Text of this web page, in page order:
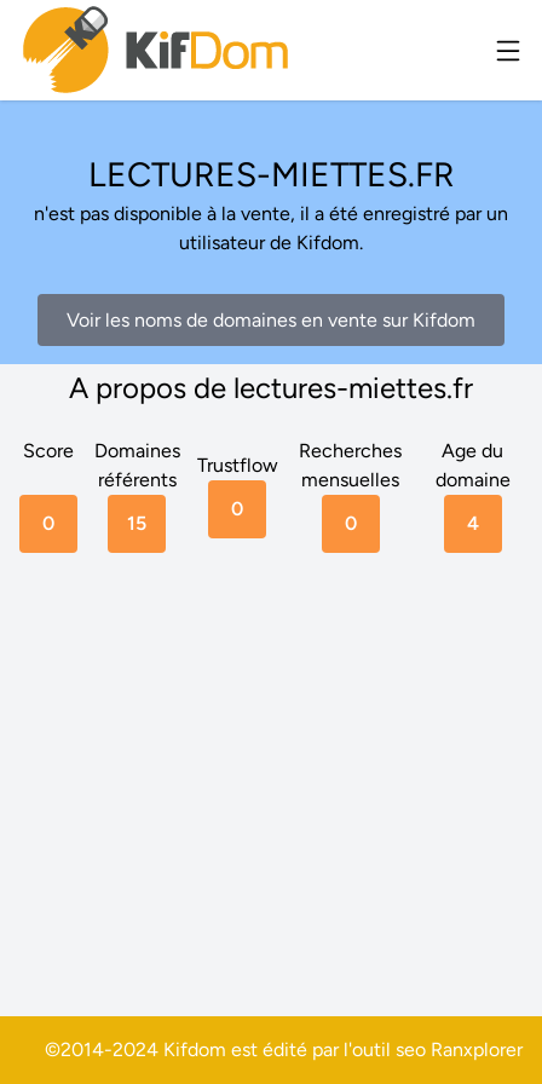
LECTURES-MIETTES.FR
n'est pas disponible à la vente, il a été enregistré par un
utilisateur de Kifdom.
Voir les noms de domaines en vente sur Kifdom
A propos de lectures-miettes.fr
Score
0
Domaines
référents
15
Trustflow
0
Recherches
mensuelles
0
Age du
domaine
4
©2014-2024 Kifdom est édité par l'outil seo Ranxplorer